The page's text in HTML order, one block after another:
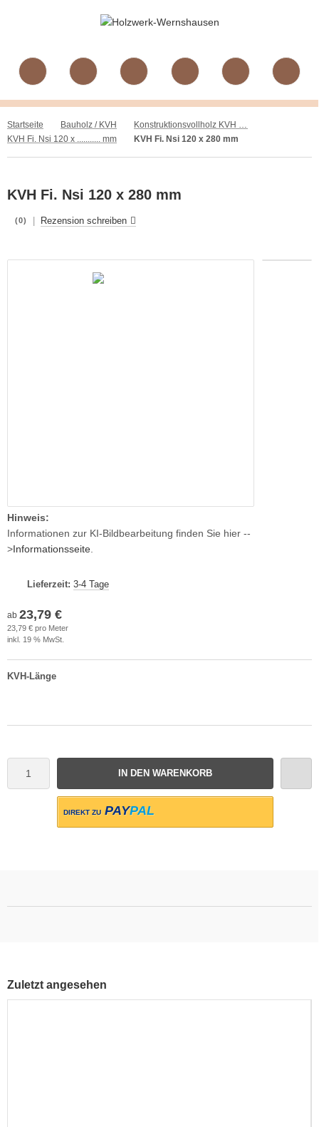
Startseite Bauholz / KVH
Konstruktionsvollholz KVH Nsi Fichte
KVH Fi. Nsi 120 x ........... mm
KVH Fi. Nsi 120 x 280 mm
KVH Fi. Nsi 120 x 280 mm
(0) Rezension schreiben
Hinweis:
Informationen zur KI-Bildbearbeitung finden Sie hier --
>Informationsseite
Lieferzeit: 3-4 Tage
ab 23,79 €
23,79 € pro Meter
inkl. 19 % MwSt.
KVH-Länge
IN DEN WARENKORB
DIREKT ZU PAYPAL
Zuletzt angesehen